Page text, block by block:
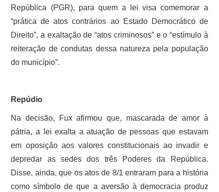
República (PGR), para quem a lei visa comemorar a
“prática de atos contrários ao Estado Democrático de
Direito”, a exaltação de “atos criminosos” e o “estímulo à
reiteração de condutas dessa natureza pela população
do município”.
Repúdio
Na decisão, Fux afirmou que, mascarada de amor à
pátria, a lei exalta a atuação de pessoas que estavam
em oposição aos valores constitucionais ao invadir e
depredar as sedes dos três Poderes da República.
Disse, ainda, que os atos de 8/1 entraram para a história
como símbolo de que a aversão à democracia produz